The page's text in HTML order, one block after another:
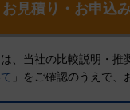
お見積り・お申込
、当社の比較説明・推
」をご確認のうえで、